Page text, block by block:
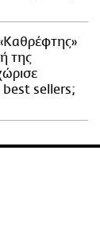
της
best sellers;